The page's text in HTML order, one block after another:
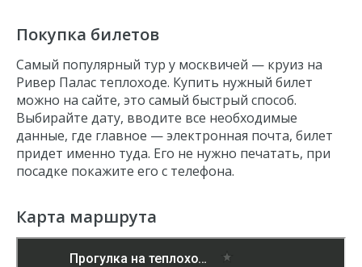
Покупка билетов
Самый популярный тур у москвичей — круиз на
Ривер Палас теплоходе. Купить нужный билет
можно на сайте, это самый быстрый способ.
Выбирайте дату, вводите все необходимые
данные, где главное — электронная почта, билет
придет именно туда. Его не нужно печатать, при
посадке покажите его с телефона.
Карта маршрута